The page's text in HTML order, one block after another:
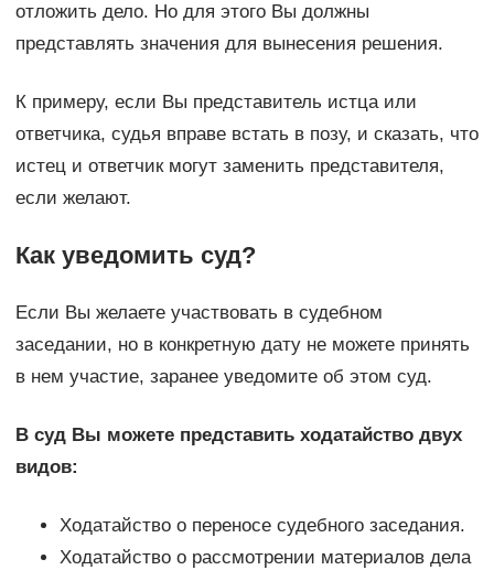
отложить дело. Но для этого Вы должны
представлять значения для вынесения решения.
К примеру, если Вы представитель истца или
ответчика, судья вправе встать в позу, и сказать, что
истец и ответчик могут заменить представителя,
если желают.
Как уведомить суд?
Если Вы желаете участвовать в судебном
заседании, но в конкретную дату не можете принять
в нем участие, заранее уведомите об этом суд.
В суд Вы можете представить ходатайство двух
видов:
Ходатайство о переносе судебного заседания.
Ходатайство о рассмотрении материалов дела